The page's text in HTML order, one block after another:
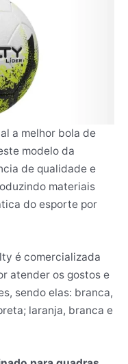
a melhor bola de
modelo da
de qualidade e
materiais
do esporte por
é comercializada
atender os gostos e
sendo elas: branca,
laranja, branca e